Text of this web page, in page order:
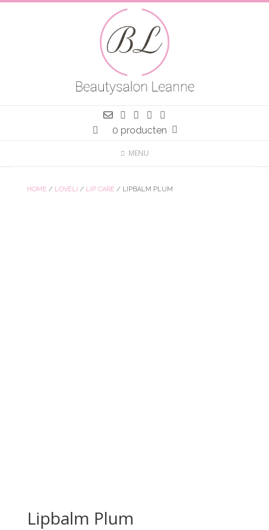
0 producten
MENU
HOME / LOVELI / LIP CARE / LIPBALM PLUM
Lipbalm Plum